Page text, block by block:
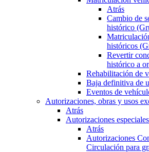
Atrás
Cambio de
histórico
históricos
Revertir
histórico a
Rehabilitación de
Baja definitiva de
Eventos de
Autorizaciones, obras y usos
Atrás
Autorizaciones
Atrás
Autorizaciones
Circulación para